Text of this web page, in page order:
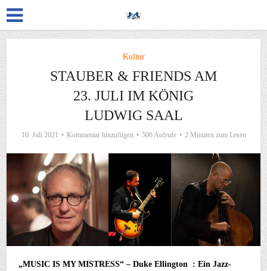
Kultur
STAUBER & FRIENDS AM
23. JULI IM KÖNIG
LUDWIG SAAL
16. Juli 2021 Kommentar hinzufügen 506 Aufrufe 2 Minuten zum Lesen
„MUSIC IS MY MISTRESS“ – Duke Ellington : Ein Jazz-